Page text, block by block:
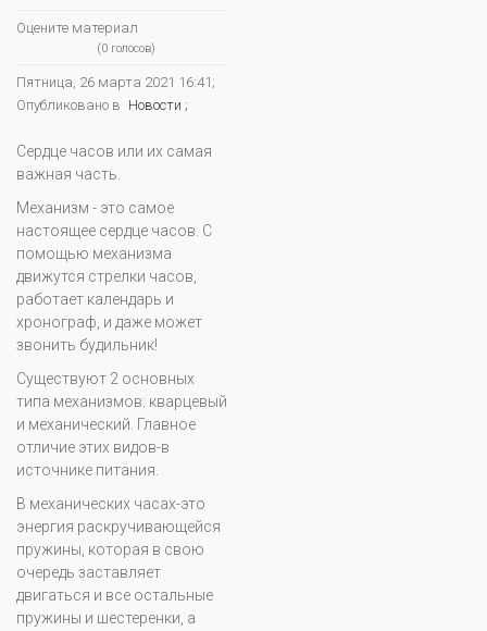
Оцените материал
(0 голосов)
Пятница, 26 марта 2021 16:41;
Опубликовано в Новости ;
Сердце часов или их самая
важная часть.
Механизм - это самое
настоящее сердце часов. С
помощью механизма
движутся стрелки часов,
работает календарь и
хронограф, и даже может
звонить будильник!
Существуют 2 основных
типа механизмов: кварцевый
и механический. Главное
отличие этих видов-в
источнике питания.
В механических часах-это
энергия раскручивающейся
пружины, которая в свою
очередь заставляет
двигаться и все остальные
пружины и шестеренки, а